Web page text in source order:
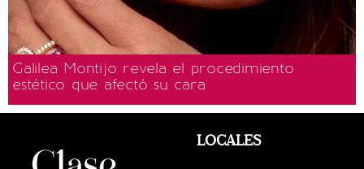
Galilea Montijo revela el procedimiento
estético que afectó su cara
LOCALES